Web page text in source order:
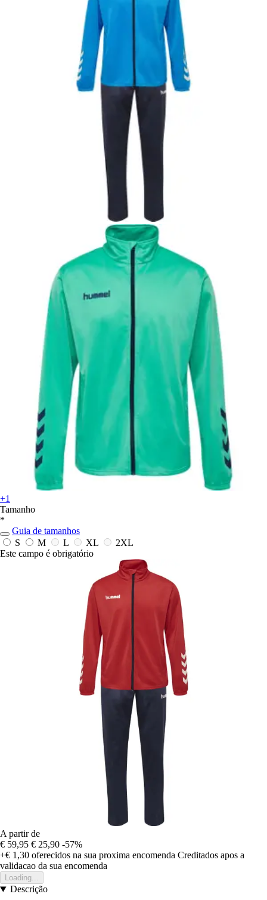
+1
Tamanho
*
Guia de tamanhos
S
M L XL
2XL
Este campo é obrigatório
A partir de
€ 59,95 € 25,90 -57%
+€ 1,30 oferecidos na sua proxima encomenda Creditados apos a
validacao da sua encomenda
Loading...
Descrição